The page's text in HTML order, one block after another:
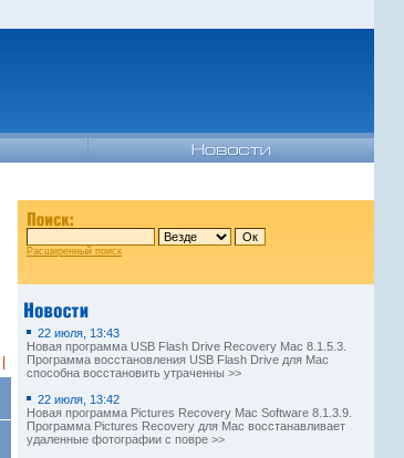
Расширенный поиск
22 июля, 13:43
Новая программа USB Flash Drive Recovery Mac 8.1.5.3.
Программа восстановления USB Flash Drive для Mac
способна восстановить утраченны >>
22 июля, 13:42
Новая программа Pictures Recovery Mac Software 8.1.3.9.
Программа Pictures Recovery для Mac восстанавливает
удаленные фотографии с повре >>